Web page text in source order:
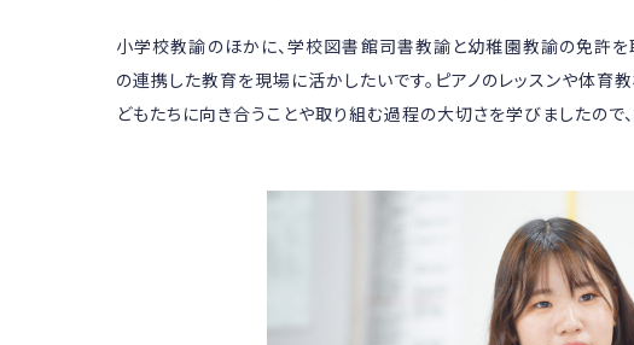
小学校教諭のほかに、学校図書館司書教諭と幼稚園教諭の免許
の連携した教育を現場に活かしたいです。ピアノのレッスンや体育
どもたちに向き合うことや取り組む過程の大切さを学びましたので